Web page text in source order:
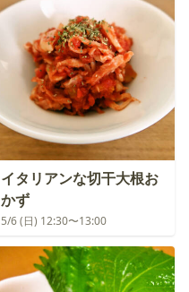
イタリアンな切干大根お
かず
5/6 (日) 12:30〜13:00